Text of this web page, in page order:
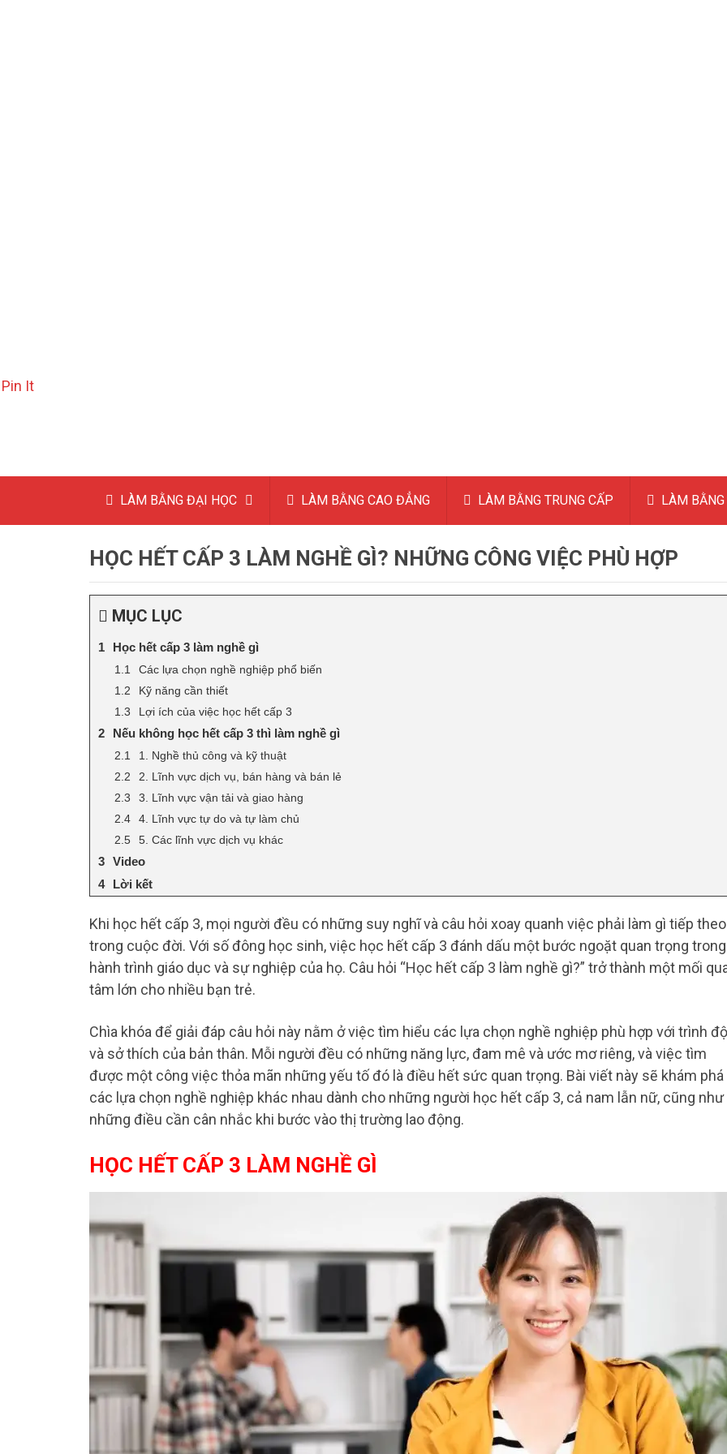
LÀM BẰNG ĐẠI HỌC LÀM BẰNG CAO ĐẲNG LÀM BẰNG TRUNG CẤP LÀM
HỌC HẾT CẤP 3 LÀM NGHỀ GÌ? NHỮNG CÔNG VIỆC PHÙ HỢP
MỤC LỤC
Học hết cấp 3 làm nghề gì
Các lựa chọn nghề nghiệp phổ biến
Kỹ năng cần thiết
Lợi ích của việc học hết cấp 3
Nếu không học hết cấp 3 thì làm nghề gì
1. Nghề thủ công và kỹ thuật
2. Lĩnh vực dịch vụ, bán hàng và bán lẻ
3. Lĩnh vực vận tải và giao hàng
4. Lĩnh vực tự do và tự làm chủ
5. Các lĩnh vực dịch vụ khác
Video
Lời kết
Khi học hết cấp 3, mọi người đều có những suy nghĩ và câu hỏi xoay quanh việc phải làm gì tiếp theo
trong cuộc đời. Với số đông học sinh, việc học hết cấp 3 đánh dấu một bước ngoặt quan trọng trong
hành trình giáo dục và sự nghiệp của họ. Câu hỏi “Học hết cấp 3 làm nghề gì?” trở thành một mối
tâm lớn cho nhiều bạn trẻ.
Chìa khóa để giải đáp câu hỏi này nằm ở việc tìm hiểu các lựa chọn nghề nghiệp phù hợp với trình độ
và sở thích của bản thân. Mỗi người đều có những năng lực, đam mê và ước mơ riêng, và việc tìm
được một công việc thỏa mãn những yếu tố đó là điều hết sức quan trọng. Bài viết này sẽ khám phá
các lựa chọn nghề nghiệp khác nhau dành cho những người học hết cấp 3, cả nam lẫn nữ, cũng như
những điều cần cân nhắc khi bước vào thị trường lao động.
HỌC HẾT CẤP 3 LÀM NGHỀ GÌ
Pin It